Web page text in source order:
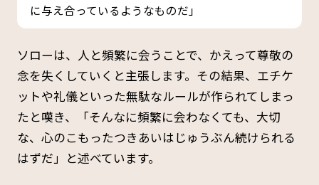
に与え合っているようなものだ」
ソローは、人と頻繁に会うことで、かえって尊敬の
念を失くしていくと主張します。その結果、エチケ
ットや礼儀といった無駄なルールが作られてしまっ
たと嘆き、「そんなに頻繁に会わなくても、大切
な、心のこもったつきあいはじゅうぶん続けられる
はずだ」と述べています。